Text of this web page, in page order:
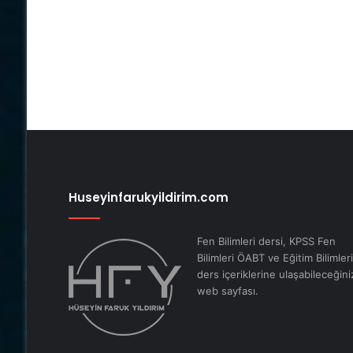
Huseyinfarukyildirim.com
Fen Bilimleri dersi, KPSS Fen
Bilimleri ÖABT ve Eğitim Bilimleri
ders içeriklerine
web sayfası.